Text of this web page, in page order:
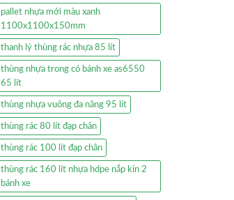
pallet nhựa mới màu xanh
1100x1100x150mm
thanh lý thùng rác nhựa 85 lít
thùng nhựa trong có bánh xe as6550
65 lít
thùng nhựa vuông đa năng 95 lít
thùng rác 80 lít đạp chân
thùng rác 100 lít đạp chân
thùng rác 160 lít nhựa hdpe nắp kín 2
bánh xe